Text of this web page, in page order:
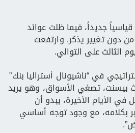
جديداً، فيما ظلت عوائد
من دون تغيير يذكر. وارتفعت
الثالث على التوالي.
في “ناشيونال أستراليا بنك”
بيسنت، تصغي الأسواق، وهو يريد
في الأيام الأخيرة، يبدو أن
بكلامه، مع وجود توجه أساسي